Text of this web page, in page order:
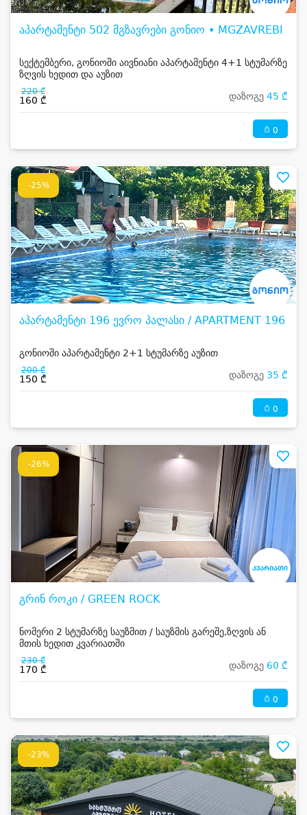
აპარტამენტი 502 მგზავრები გონიო • MGZAVREBI
სექტემბერი, გონიოში აივნიანი აპარტამენტი 4+1 სტუმარზე
ზღვის ხედით და აუზით
220 ₾
160 ₾ დაზოგე 45 ₾
0
-25%
აპარტამენტი 196 ევრო პალასი / APARTMENT 196
გონიოში აპარტამენტი 2+1 სტუმარზე აუზით
200 ₾
150 ₾ დაზოგე 35 ₾
0
-26%
გრინ როკი / GREEN ROCK
ნომერი 2 სტუმარზე საუზმით / საუზმის გარეშე,ზღვის ან
მთის ხედით კვარიათში
230 ₾
170 ₾ დაზოგე 60 ₾
0
-23%